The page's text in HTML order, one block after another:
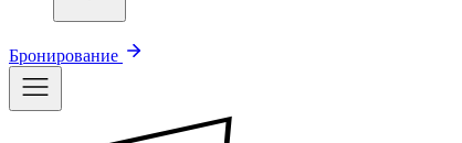
Бронирование